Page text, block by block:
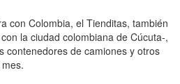
con Colombia, el Tienditas, también
la ciudad colombiana de Cúcuta-,
contenedores de camiones y otros